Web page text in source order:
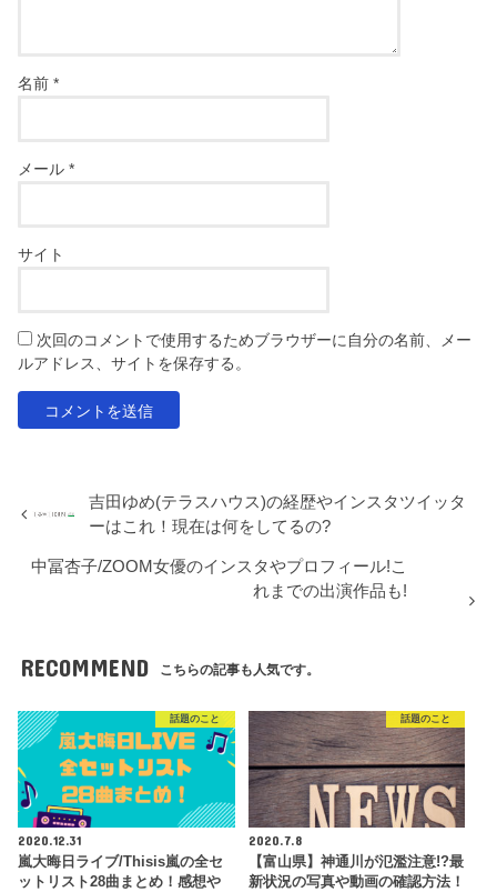
名前*
メール*
サイト
次回のコメントで使用するためブラウザーに自分の名前、メー
ルアドレス、サイトを保存する。
吉田ゆめ(テラスハウス)の経歴やインスタツイッタ
ーはこれ！現在は何をしてるの?
中冨杏子/ZOOM女優のインスタやプロフィール!こ
れまでの出演作品も!
RECOMMEND こちらの記事も人気です。
話題のこと
2020.12.31
嵐大晦日ライブ/Thisis嵐の全セ
ットリスト28曲まとめ！感想や
話題のこと
2020.7.8
【富山県】神通川が氾濫注意!?最
新状況の写真や動画の確認方法！